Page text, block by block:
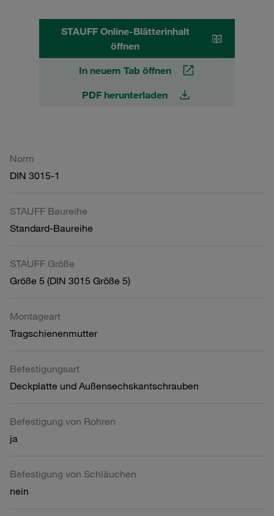
STAUFF Online-Blätterinhalt
öffnen
In neuem Tab öffnen
PDF herunterladen
Norm
DIN 3015-1
STAUFF Baureihe
Standard-Baureihe
STAUFF Größe
Größe 5 (DIN 3015 Größe 5)
Montageart
Tragschienenmutter
Befestigungsart
Deckplatte und Außensechskantschrauben
Befestigung von Rohren
ja
Befestigung von Schläuchen
nein